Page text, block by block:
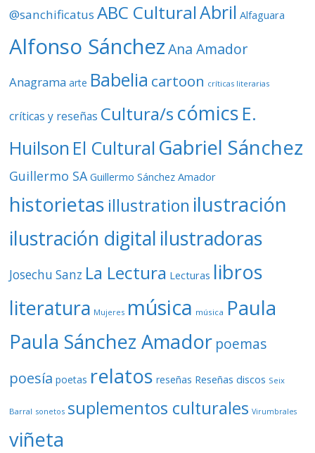
e
@sanchificatus ABC CulturalAbril Alfaguara
Alfonso Sánchez Ana Amador
Anagrama arte Babelia cartoon críticas literarias
críticas y reseñas Cultura/s cómics E.
Huilson El Cultural Gabriel Sánchez
Guillermo SA Guillermo Sánchez Amador
historietas illustration ilustración
ilustración digital ilustradoras
Josechu Sanz La Lectura Lecturas libros
literatura Mujeres música música Paula
Paula Sánchez Amador poemas
poesía poetas relatos reseñas Reseñas discos Seix
Barral sonetos suplementos culturales Virumbrales
viñeta